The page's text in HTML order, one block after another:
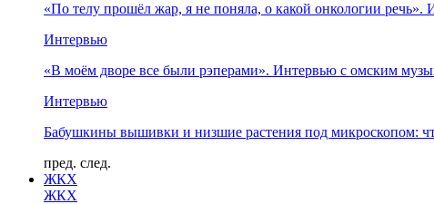
«По телу прошёл жар, я не поняла, о какой онкологии
Интервью
«В моём дворе все были рэперами». Интервью с омским
Интервью
Бабушкины вышивки и низшие растения под микроскопом:
пред. след.
ЖКХ
ЖКХ